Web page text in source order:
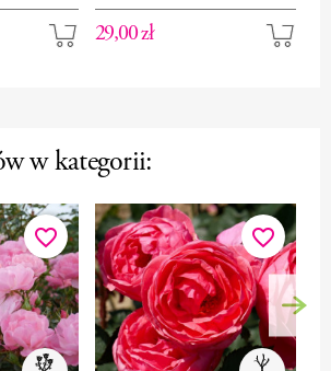
wielkokwiatowa
29,00 zł
w kategorii:
favorite_border favorite_border